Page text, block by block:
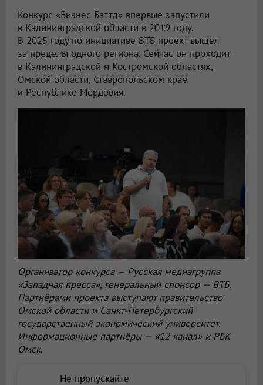
Конкурс «Бизнес Баттл» впервые запустили
в Калининградской области в 2019 году.
В 2025 году по инициативе ВТБ проект вышел
за пределы одного региона. Сейчас он проходит
в Калининградской и Костромской областях,
Омской области, Ставропольском крае
и Республике Мордовия.
Организатор конкурса — Русская медиагруппа
«Западная пресса», генеральный спонсор — ВТБ.
Партнёрами проекта выступают правительство
Омской области и Санкт-Петербургский
государственный экономический университет.
Информационные партнёры — «12 канал» и РБК
Омск.
Не пропускайте